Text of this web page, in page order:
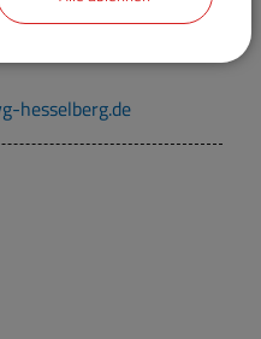
hesselberg.de